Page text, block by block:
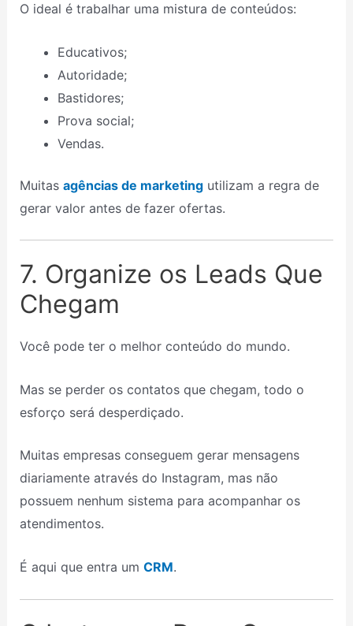
O ideal é trabalhar uma mistura de conteúdos:
Educativos;
Autoridade;
Bastidores;
Prova social;
Vendas.
Muitas agências de marketingutilizam a regra de
gerar valor antes de fazer ofertas.
7. Organize os Leads Que
Chegam
Você pode ter o melhor conteúdo do mundo.
Mas se perder os contatos que chegam, todo o
esforço será desperdiçado.
Muitas empresas conseguem gerar mensagens
diariamente através do Instagram, mas não
possuem nenhum sistema para acompanhar os
atendimentos.
É aqui que entra um CRM.